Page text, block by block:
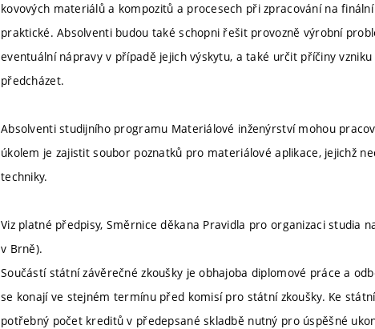
kovových materiálů a kompozitů a procesech při zpracování na
praktické. Absolventi budou také schopni řešit provozně výrobní
eventuální nápravy v případě jejich výskytu, a také určit příčiny
předcházet.
Absolventi studijního programu Materiálové inženýrství mohou
úkolem je zajistit soubor poznatků pro materiálové aplikace, jejichž
techniky.
Viz platné předpisy, Směrnice děkana Pravidla pro organizaci studia
v Brně).
Součástí státní závěrečné zkoušky je obhajoba diplomové práce a
se konají ve stejném termínu před komisí pro státní zkoušky. Ke
potřebný počet kreditů v předepsané skladbě nutný pro úspěšné